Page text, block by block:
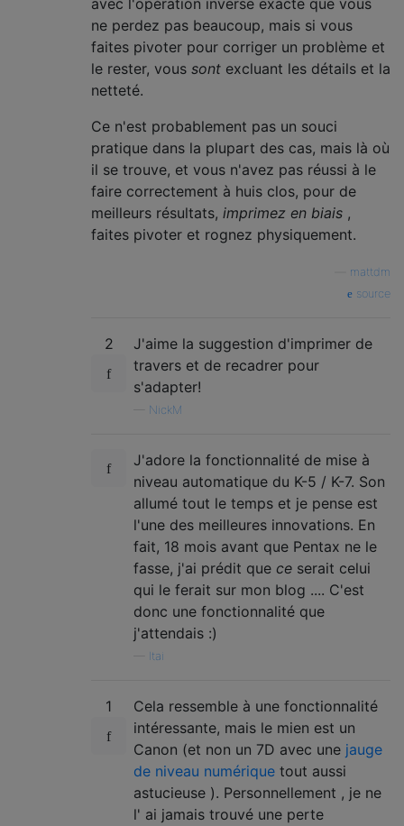
avec l'opération inverse exacte que vous
ne perdez pas beaucoup, mais si vous
faites pivoter pour corriger un problème et
le rester, vous sont excluant les détails et la
netteté.
Ce n'est probablement pas un souci
pratique dans la plupart des cas, mais là où
il se trouve, et vous n'avez pas réussi à le
faire correctement à huis clos, pour de
meilleurs résultats, imprimez en biais ,
faites pivoter et rognez physiquement.
mattdm
source
2
J'aime la suggestion d'imprimer de
travers et de recadrer pour
s'adapter!
NickM
J'adore la fonctionnalité de mise à
niveau automatique du K-5 / K-7. Son
allumé tout le temps et je pense est
l'une des meilleures innovations. En
fait, 18 mois avant que Pentax ne le
fasse, j'ai prédit que ce serait celui
qui le ferait sur mon blog .... C'est
donc une fonctionnalité que
j'attendais :)
Itai
1
Cela ressemble à une fonctionnalité
intéressante, mais le mien est un
Canon (et non un 7D avec une jauge
de niveau numérique tout aussi
astucieuse ). Personnellement , je ne
l' ai jamais trouvé une perte